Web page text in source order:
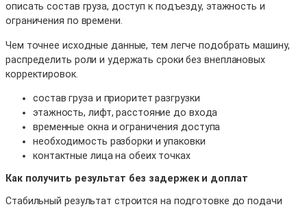
описать состав груза, доступ к подъезду, этажность и
ограничения по времени.
Чем точнее исходные данные, тем легче подобрать машину,
распределить роли и удержать сроки без внеплановых
корректировок.
состав груза и приоритет разгрузки
этажность, лифт, расстояние до входа
временные окна и ограничения доступа
необходимость разборки и упаковки
контактные лица на обеих точках
Как получить результат без задержек и доплат
Стабильный результат строится на подготовке до подачи